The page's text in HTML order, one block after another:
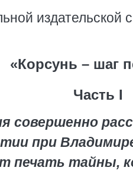
издательской
«Корсунь – шаг
Часть I
совершенно
при
печать тайны,